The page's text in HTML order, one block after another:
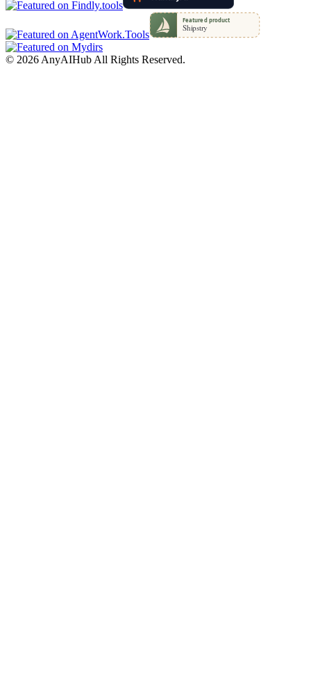
© 2026 AnyAIHub All Rights Reserved.